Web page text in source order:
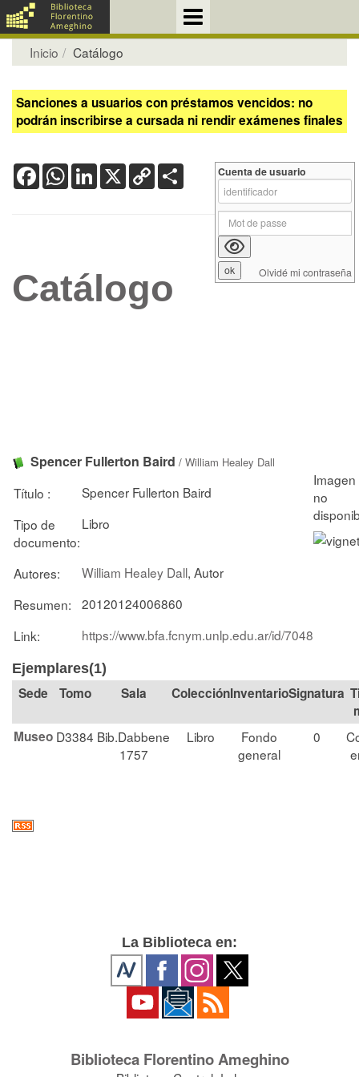
Inicio Catálogo
Sanciones a usuarios con préstamos vencidos: no
podrán inscribirse a cursada ni rendir exámenes finales
FacebookWhatsApp
LinkedIn
X Copy
Link
Catálogo
Spencer Fullerton Baird / William Healey Dall
Título :
Spencer Fullerton Baird
Tipo de
documento:
Libro
Autores: William Healey Dall, Autor
Resumen:
20120124006860
Link:
https://www.bfa.fcnym.unlp.edu.ar/id/7048
Ejemplares(1)
Tomo Sala Colección Signatura
Museo D3384 Bib.Dabbene
1757
Libro
Fondo
general
0
Cuenta de usuario
Olvidé mi contraseña
La Biblioteca en:
Biblioteca Florentino Ameghino